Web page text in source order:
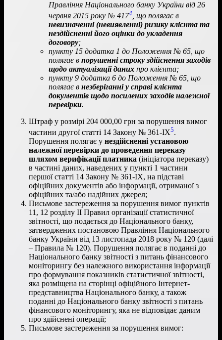
Правління Національного банку України від 26
червня 2015 року № 4174 , що полягає в
невизначенні (невиявленні) ризику клієнта та
нездійсненні його оцінки до укладення
договору;
пункту 15 додатка 1 до Положення № 65, що
полягає в порушенні строку здійснення заходів
щодо актуалізації даних про клієнта;
пункту 9 додатка 6 до Положення № 65, що
полягає в незберіганні у справі клієнта
документів щодо посилених заходів належної
перевірки.
Штраф у розмірі 204 000,00 грн за порушення вимог
частини другої статті 14 Закону № 361-ІХ5.
Порушення полягає у нездійсненні установою
належної перевірки до проведення переказу
шляхом верифікації платника (ініціатора переказу)
в частині даних, наведених у пункті 1 частини
першої статті 14 Закону № 361-ІХ, на підставі
офіційних документів або інформації, отриманої з
офіційних та/або надійних джерел;
Письмове застереження за порушення вимог пунктів
11, 12 розділу ІІ Правил організації статистичної
звітності, що подається до Національного банку,
затверджених постановою Правління Національного
банку України від 13 листопада 2018 року № 120 (далі
– Правила № 120). Порушення полягає в поданні до
Національного банку звітності з питань фінансового
моніторингу без належного використання інформації
про формування показників статистичної звітності,
яка розміщена на сторінці офіційного Інтернет-
представництва Національного банку, а також
поданні до Національного банку звітності з питань
фінансового моніторингу, яка не відповідає даним
про здійснені операції;
Письмове застереження за порушення вимог: